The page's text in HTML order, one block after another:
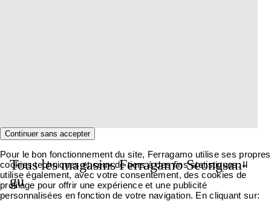
Tous les magasins Ferragamo Seongsan-
gu
Continuer sans accepter
Pour le bon fonctionnement du site, Ferragamo utilise ses propres
cookies techniques et ceux de tiers à des fins statistiques. Il
utilise également, avec votre consentement, des cookies de
profilage pour offrir une expérience et une publicité
personnalisées en fonction de votre navigation. En cliquant sur: